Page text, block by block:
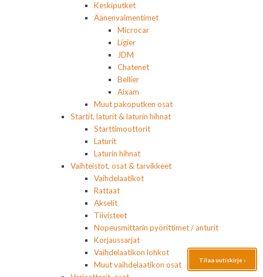
Keskiputket
Äänenvaimentimet
Microcar
Ligier
JDM
Chatenet
Bellier
Aixam
Muut pakoputken osat
Startit, laturit & laturin hihnat
Starttimoottorit
Laturit
Laturin hihnat
Vaihteistot, osat & tarvikkeet
Vaihdelaatikot
Rattaat
Akselit
Tiivisteet
Nopeusmittarin pyörittimet / anturit
Korjaussarjat
Vaihdelaatikon lohkot
Muut vaihdelaatikon osat
Tilaa uutiskirje ›